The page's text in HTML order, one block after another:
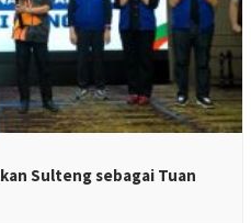
Sulteng sebagai Tuan